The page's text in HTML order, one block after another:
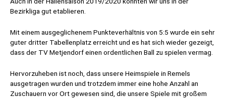
Bezirkliga gut etablieren.
Mit einem ausgeglichenem Punkteverhältnis von 5:5 wurde ein sehr
guter dritter Tabellenplatz erreicht und es hat sich wieder gezeigt,
dass der TV Metjendorf einen ordentlichen Ball zu spielen vermag.
Hervorzuheben ist noch, dass unsere Heimspiele in Remels
ausgetragen wurden und trotzdem immer eine hohe Anzahl an
Zuschauern vor Ort gewesen sind, die unsere Spiele mit großem